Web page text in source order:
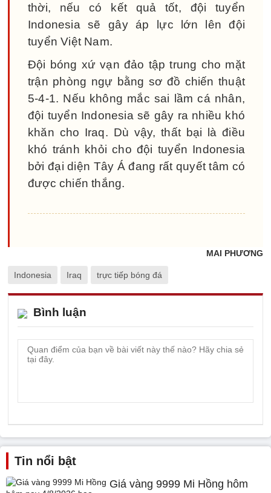
thời, nếu có kết quả tốt, đội tuyển
Indonesia sẽ gây áp lực lớn lên đội
tuyển Việt Nam.
Đội bóng xứ vạn đảo tập trung cho mặt
trận phòng ngự bằng sơ đồ chiến thuật
5-4-1. Nếu không mắc sai lầm cá nhân,
đội tuyển Indonesia sẽ gây ra nhiều khó
khăn cho Iraq. Dù vậy, thất bại là điều
khó tránh khỏi cho đội tuyển Indonesia
bởi đại diện Tây Á đang rất quyết tâm có
được chiến thắng.
MAI PHƯƠNG
Indonesia Iraq trực tiếp bóng đá
Bình luận
Tin nổi bật
Giá vàng 9999 Mi Hồng hôm